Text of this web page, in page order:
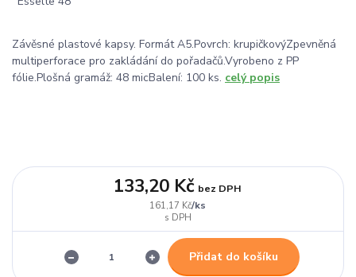
Závěsné plastové kapsy. Formát A5.Povrch: krupičkovýZpevněná
multiperforace pro zakládání do pořadačů.Vyrobeno z PP
fólie.Plošná gramáž: 48 micBalení: 100 ks. celý popis
161,17 Kč/ks
133,20 Kč bez DPH
Přidat do košíku